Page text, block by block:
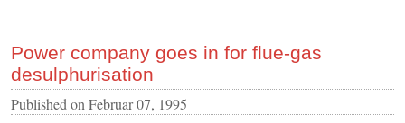
Power company goes in for flue-gas
desulphurisation
Published on Februar 07, 1995